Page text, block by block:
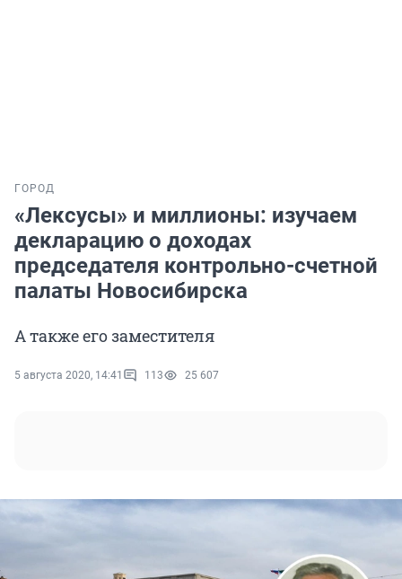
ГОРОД
«Лексусы» и миллионы: изучаем
декларацию о доходах
председателя контрольно-счетной
палаты Новосибирска
А также его заместителя
5 августа 2020, 14:41 113 25 607